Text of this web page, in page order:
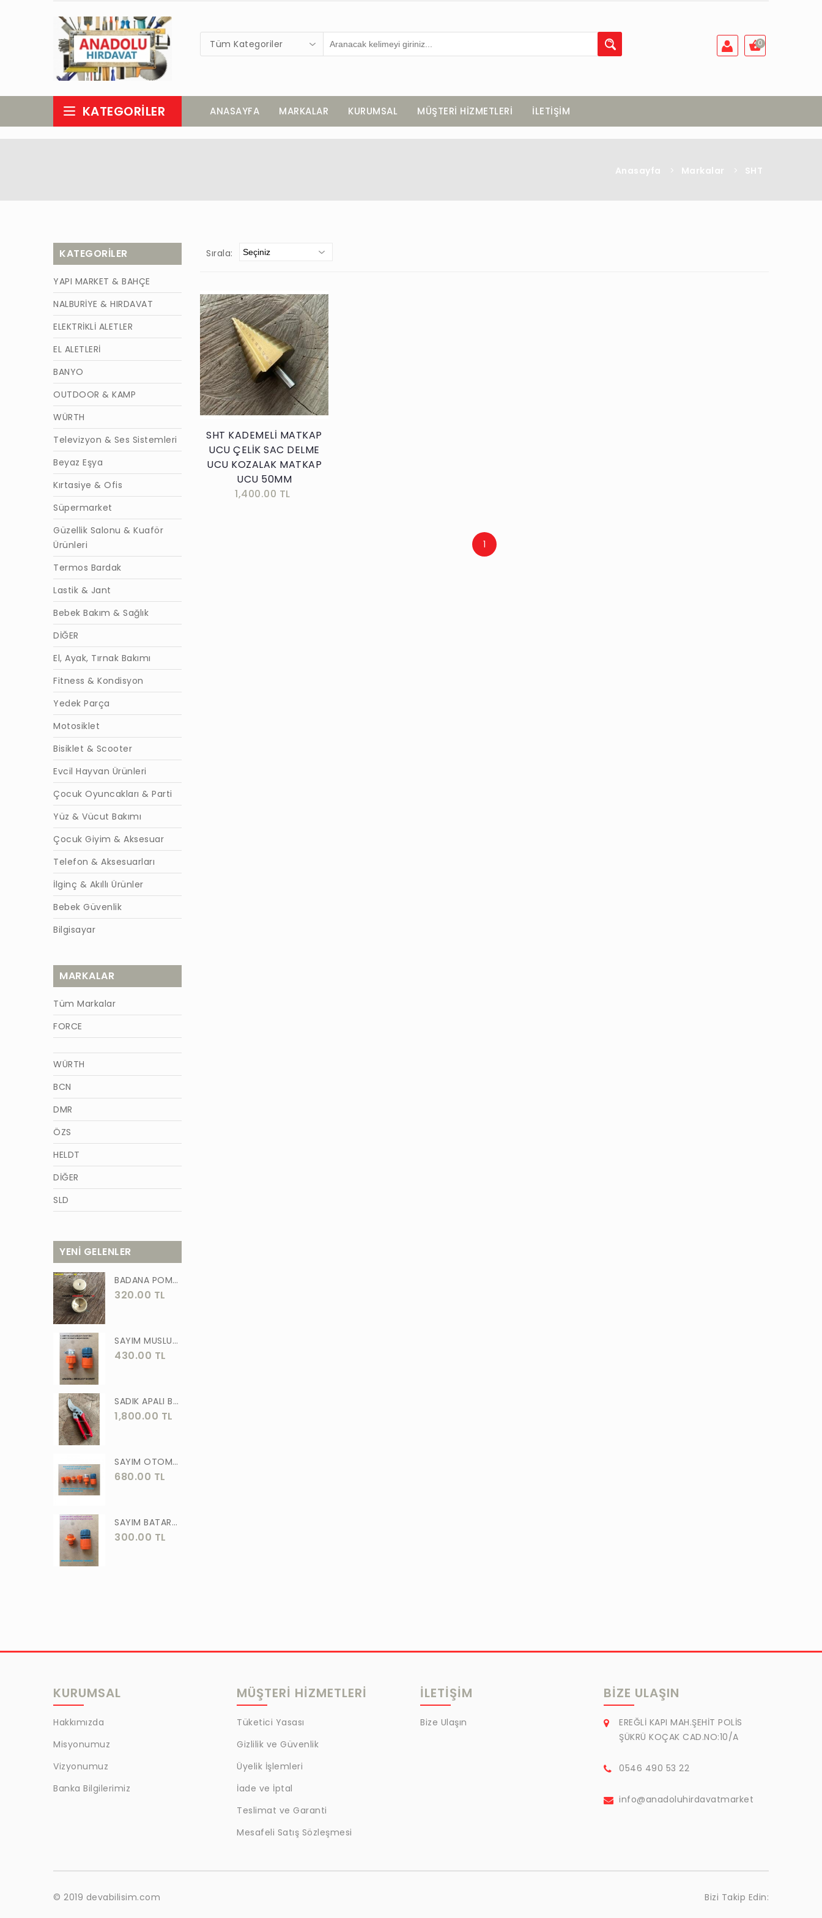
Tüm Kategoriler 0
KATEGORILER ANASAYFA MARKALAR KURUMSAL MÜŞTERİ HİZMETLERİ İLETİŞİM
Anasayfa > Markalar > SHT
KATEGORILER
YAPI MARKET & BAHÇE
NALBURİYE & HIRDAVAT
ELEKTRİKLİ ALETLER
EL ALETLERİ
BANYO
OUTDOOR & KAMP
WÜRTH
Televizyon & Ses Sistemleri
Beyaz Eşya
Kırtasiye & Ofis
Süpermarket
Güzellik Salonu & Kuaför
Ürünleri
Termos Bardak
Lastik & Jant
Bebek Bakım & Sağlık
DİĞER
El, Ayak, Tırnak Bakımı
Fitness & Kondisyon
Yedek Parça
Motosiklet
Bisiklet & Scooter
Evcil Hayvan Ürünleri
Çocuk Oyuncakları & Parti
Yüz & Vücut Bakımı
Çocuk Giyim & Aksesuar
Telefon & Aksesuarları
İlginç & Akıllı Ürünler
Bebek Güvenlik
Bilgisayar
MARKALAR
Tüm Markalar
FORCE
WÜRTH
BCN
DMR
ÖZS
HELDT
DİĞER
SLD
TİĞON
WACKER
GÜNER
ÖRS
FORGED
ASLAN
MEŞEM
AKGÜN
MOTİP
STR
ERKUL
ÖZTUTAR
DEKOR
TUDOR
MRC
BİLKAT
BHD
EGM
MYCRAFT
WRT
BEST
YENİ GELENLER
BADANA POMPA UCU PİRİNÇ BADANA POMPASI YAYLI BAŞLIK UÇ 1 ADET
320.00 TL
SAYIM MUSLUK BAĞLANTI ADAPTÖRÜ VE OTOMATİK 2 Lİ SET ADAPTÖR
430.00 TL
SADIK APALI BAĞ BUDAMA MAKASI BİTKİ BUDAMA MAKASI EL YAPIMI
1,800.00 TL
SAYIM OTOMATİK MUSLUK VE BATARYA BAGLANTI ADAPTÖRÜ 6 PARÇA SET
680.00 TL
SAYIM BATARYA BAĞLANTI ADAPTÖRÜ OTOMATİK BATARYA BAGLANTISI 2 Lİ
300.00 TL
Sırala:
Sepete Ekle
SHT KADEMELİ MATKAP
UCU ÇELİK SAC DELME
UCU KOZALAK MATKAP
UCU 50MM
1,400.00 TL
1
KURUMSAL
Hakkımızda
Misyonumuz
Vizyonumuz
Banka Bilgilerimiz
MÜŞTERİ HİZMETLERİ
Tüketici Yasası
Gizlilik ve Güvenlik
Üyelik İşlemleri
İade ve İptal
Teslimat ve Garanti
Mesafeli Satış Sözleşmesi
İLETİŞİM
Bize Ulaşın
BIZE ULAŞIN
EREĞLİ KAPI MAH.ŞEHİT POLİS
ŞÜKRÜ KOÇAK CAD.NO:10/A
0546 490 53 22
info@anadoluhirdavatmarket
© 2019 devabilisim.com Bizi Takip Edin: